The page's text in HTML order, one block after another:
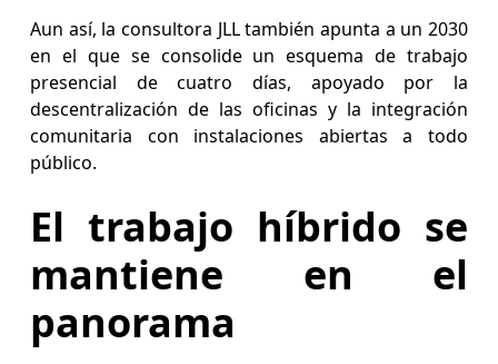
Aun así, la consultora JLL también apunta a un 2030
en el que se consolide un esquema de trabajo
presencial de cuatro días, apoyado por la
descentralización de las oficinas y la integración
comunitaria con instalaciones abiertas a todo
público.
El trabajo híbrido se
mantiene en el
panorama